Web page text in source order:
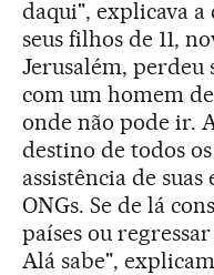
daqui", explicava a
seus filhos de 11,
Jerusalém, perdeu
com um homem
onde não pode ir.
destino de todos
assistência de
ONGs. Se de lá
países ou regressar
Alá sabe",